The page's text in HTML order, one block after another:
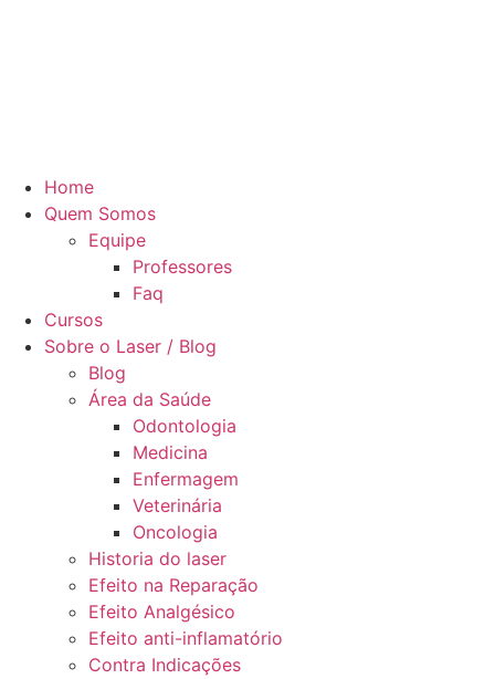
Home
Quem Somos
Equipe
Professores
Faq
Cursos
Sobre o Laser / Blog
Blog
Área da Saúde
Odontologia
Medicina
Enfermagem
Veterinária
Oncologia
Historia do laser
Efeito na Reparação
Efeito Analgésico
Efeito anti-inflamatório
Contra Indicações